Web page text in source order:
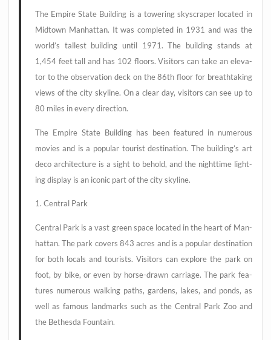
The Empire Sta­te Buil­ding is a towe­ring sky­scra­per loca­ted in
Mid­town Man­hat­tan. It was com­ple­ted in 1931 and was the
world’s tal­lest buil­ding until 1971. The buil­ding stands at
1,454 feet tall and has 102 flo­ors. Visi­tors can take an ele­va­
tor to the obser­va­ti­on deck on the 86th flo­or for breath­ta­king
views of the city sky­line. On a clear day, visi­tors can see up to
80 miles in every direction.
The Empire Sta­te Buil­ding has been fea­tured in num­e­rous
movies and is a popu­lar tou­rist desti­na­ti­on. The building’s art
deco archi­tec­tu­re is a sight to behold, and the night­ti­me light­
ing dis­play is an ico­nic part of the city skyline.
1. Cen­tral Park
Cen­tral Park is a vast green space loca­ted in the heart of Man­
hat­tan. The park covers 843 acres and is a popu­lar desti­na­ti­on
for both locals and tou­rists. Visi­tors can explo­re the park on
foot, by bike, or even by hor­se-drawn car­ria­ge. The park fea­
tures num­e­rous wal­king paths, gar­dens, lakes, and ponds, as
well as famous land­marks such as the Cen­tral Park Zoo and
the Bethes­da Fountain.